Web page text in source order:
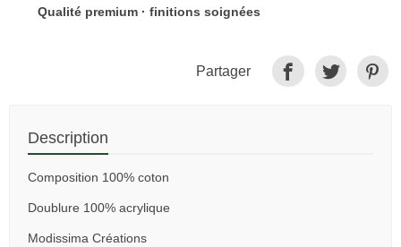
Qualité premium · finitions soignées
Partager
Description
Composition 100% coton
Doublure 100% acrylique
Modissima Créations